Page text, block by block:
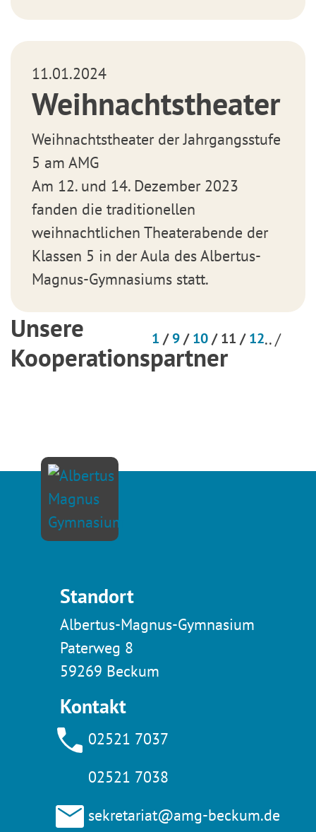
11.01.2024
Weihnachtstheater
Weihnachtstheater der Jahrgangsstufe
5 am AMG
Am 12. und 14. Dezember 2023
fanden die traditionellen
weihnachtlichen Theaterabende der
Klassen 5 in der Aula des Albertus-
Magnus-Gymnasiums statt.
1 / .. /
9/10/11 /12
Unsere
Kooperationspartner
Standort
Albertus-Magnus-Gymnasium
Paterweg 8
59269 Beckum
Kontakt
02521 7037
02521 7038
sekretariat@amg-beckum.de